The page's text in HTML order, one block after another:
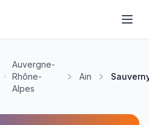
Auvergne-
Rhône-
Alpes
Ain